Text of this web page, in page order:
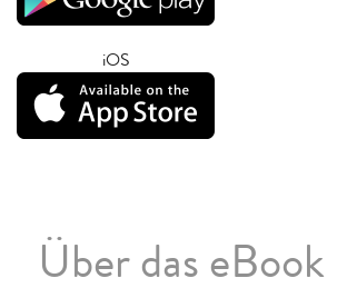
iOS
Über das eBook